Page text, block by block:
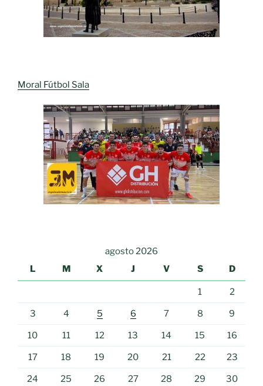
Moral Fútbol Sala
agosto 2026
L
M X J V S D
1 2
3 4 5 6 7 8 9
10 11 12 13 14 15 16
17 18 19 20 21 22 23
24 25 26 27 28 29 30